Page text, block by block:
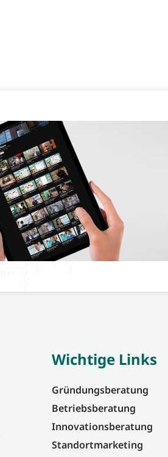
Wichtige Links
Gründungsberatung
Betriebsberatung
Innovationsberatung
Standortmarketing